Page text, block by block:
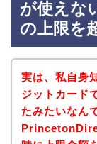
が使えな
の上限を
実は、私自身
ジットカード
たみたいなん